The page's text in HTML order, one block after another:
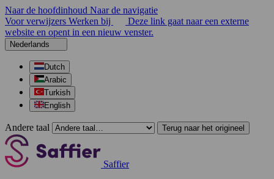
Naar de hoofdinhoud Naar de navigatie
Voor verwijzers Werken bij
Deze link gaat naar een externe
website en opent in een nieuw venster.
Nederlands
Dutch
Arabic
Turkish
English
Andere taal Terug naar het origineel
Saffier